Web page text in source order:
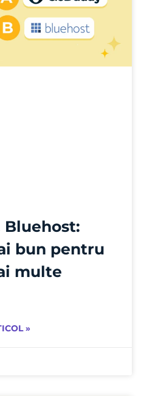
Bluehost:
bun pentru
multe
»